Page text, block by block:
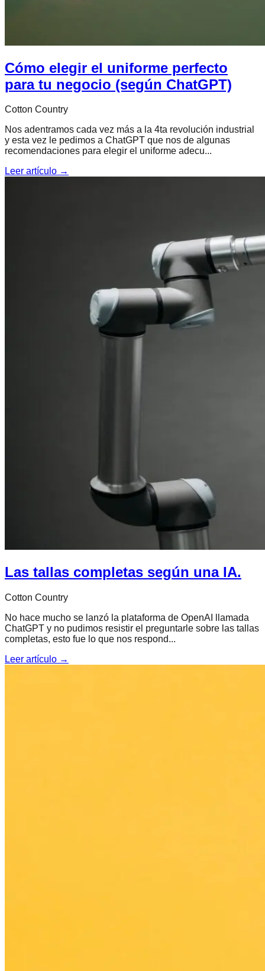
Cómo elegir el uniforme perfecto
para tu negocio (según ChatGPT)
Cotton Country
Nos adentramos cada vez más a la 4ta revolución industrial
y esta vez le pedimos a ChatGPT que nos de algunas
recomendaciones para elegir el uniforme adecu...
Leer artículo →
Las tallas completas según una IA.
Cotton Country
No hace mucho se lanzó la plataforma de OpenAI llamada
ChatGPT y no pudimos resistir el preguntarle sobre las tallas
completas, esto fue lo que nos respond...
Leer artículo →